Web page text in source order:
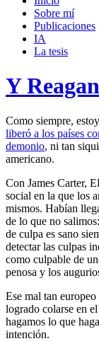
campo
búsqueda
Sobre mí­
Publicaciones
IA
La tesis
Y
Como siempre,
liberó a los países
demonio, ni tan
americano.
Con James Carter,
social en la que los
mismos. Habían
de lo que no
de culpa es sano
detectar las culpas
como culpable de
penosa y los
Ese mal tan
logrado colarse en
hagamos lo que
intención.